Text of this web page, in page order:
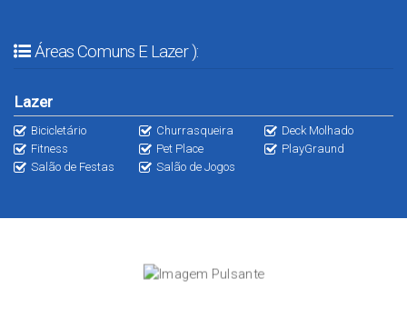
Áreas Comuns E Lazer ):
Lazer
Bicicletário Churrasqueira
Deck Molhado
Fitness
Pet Place
PlayGraund
Salão de Festas
Salão de Jogos